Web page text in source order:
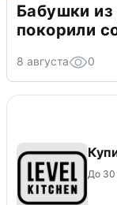
Бабушки из
покорили
8 августа 0
До 30